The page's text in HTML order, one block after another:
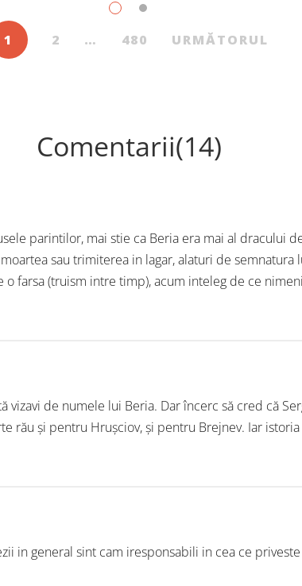
Situația poate fi salvată […]
1 2 … 480 URMĂTORUL
Comentarii(14)
parintilor, mai stie ca Beria era mai al dracului
sau trimiterea in lagar, alaturi de semnatura
o farsa (truism intre timp), acum inteleg de ce
vizavi de numele lui Beria. Dar încerc să cred că
rău și pentru Hrușciov, și pentru Brejnev. Iar
in general sint cam iresponsabili in cea ce